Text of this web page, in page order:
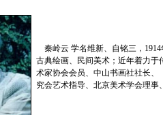
秦岭云 学名维新、自铭三，
古典绘画、民间美术；近年着力
术家协会会员、中山书画社社长
究会艺术指导、北京美术学会理